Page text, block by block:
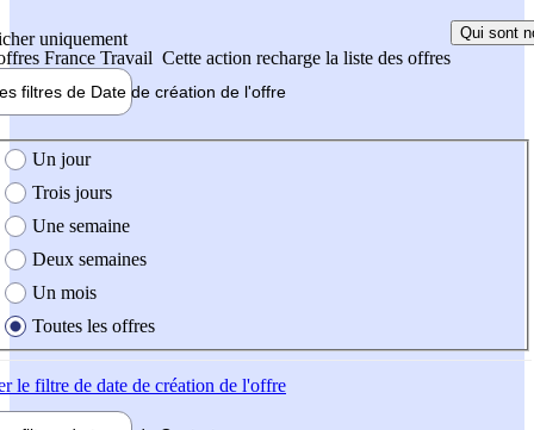
uniquement
France Travail Cette action recharge la liste des offres
Qui sont
filtres de Date de création de l'offre
création de l'offre
Un jour
Trois jours
Une semaine
Deux semaines
Un mois
Toutes les offres
le filtre de date de création de l'offre